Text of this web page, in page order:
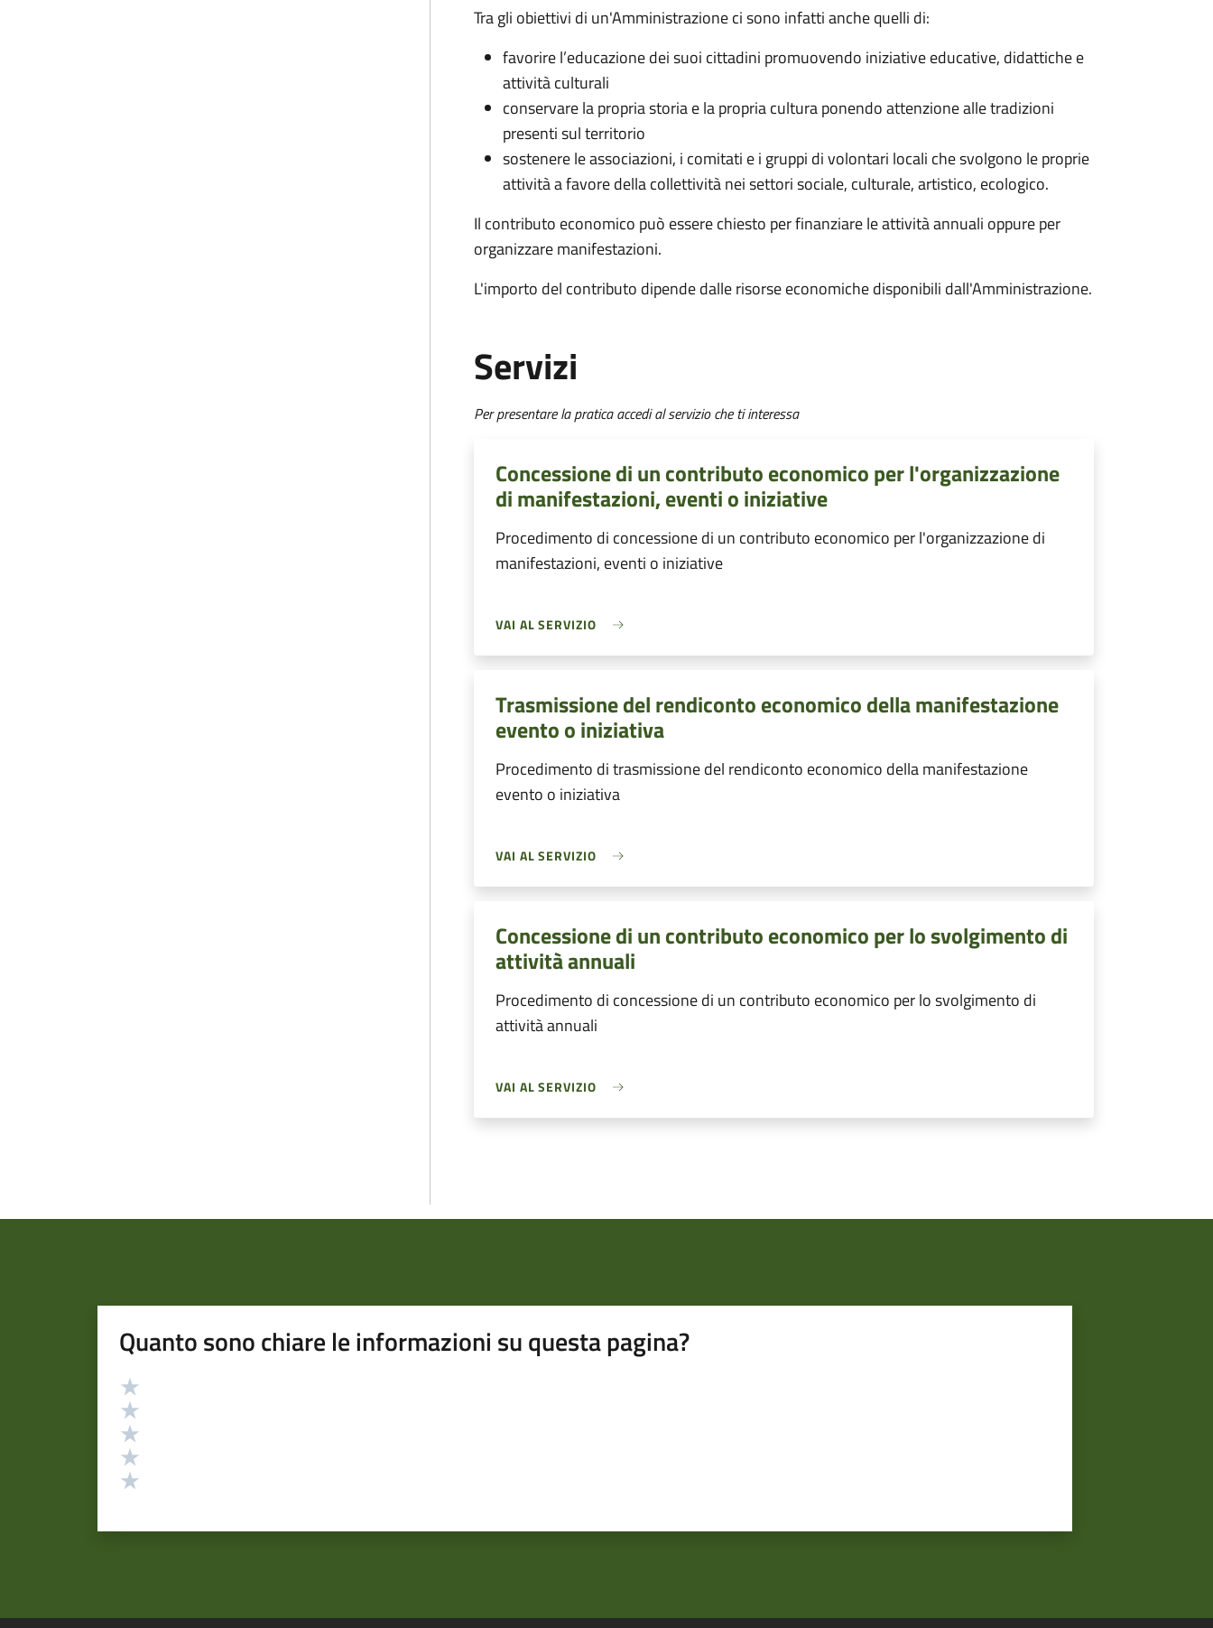
Tra gli obiettivi di un'Amministrazione ci sono infatti anche quelli di:
favorire l’educazione dei suoi cittadini promuovendo iniziative educative, didattiche e
attività culturali
conservare la propria storia e la propria cultura ponendo attenzione alle tradizioni
presenti sul territorio
sostenere le associazioni, i comitati e i gruppi di volontari locali che svolgono le proprie
attività a favore della collettività nei settori sociale, culturale, artistico, ecologico.
Il contributo economico può essere chiesto per finanziare le attività annuali oppure per
organizzare manifestazioni.
L'importo del contributo dipende dalle risorse economiche disponibili dall'Amministrazione.
Servizi
Per presentare la pratica accedi al servizio che ti interessa
Concessione di un contributo economico per l'organizzazione
di manifestazioni, eventi o iniziative
Procedimento di concessione di un contributo economico per l'organizzazione di
manifestazioni, eventi o iniziative
VAI AL SERVIZIO
Trasmissione del rendiconto economico della manifestazione
evento o iniziativa
Procedimento di trasmissione del rendiconto economico della manifestazione
evento o iniziativa
VAI AL SERVIZIO
Concessione di un contributo economico per lo svolgimento di
attività annuali
Procedimento di concessione di un contributo economico per lo svolgimento di
attività annuali
VAI AL SERVIZIO
Quanto sono chiare le informazioni su questa pagina?
Valutazione